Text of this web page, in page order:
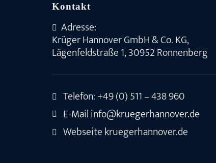
Kontakt
Adresse:
Krüger Hannover GmbH & Co. KG,
Lägenfeldstraße 1, 30952 Ronnenberg
Telefon:+49 (0) 511 – 438 960
E-Mailinfo@kruegerhannover.de
Webseitekruegerhannover.de